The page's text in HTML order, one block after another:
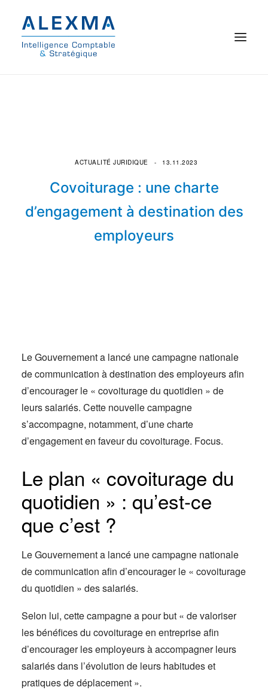
On parle de nous
Qui sommes-nous ?
© 2021 Alexma
Covoiturage : une charte
d’engagement à destination des
employeurs
13.11.2023
ACTUALITÉ JURIDIQUE
Le Gouvernement a lancé une campagne nationale
de communication à destination des employeurs afin
d’encourager le « covoiturage du quotidien » de
leurs salariés. Cette nouvelle campagne
s’accompagne, notamment, d’une charte
d’engagement en faveur du covoiturage. Focus.
Le plan « covoiturage du
quotidien » : qu’est-ce
que c’est ?
Le Gouvernement a lancé une campagne nationale
de communication afin d’encourager le « covoiturage
du quotidien » des salariés.
Selon lui, cette campagne a pour but « de valoriser
les bénéfices du covoiturage en entreprise afin
d’encourager les employeurs à accompagner leurs
salariés dans l’évolution de leurs habitudes et
pratiques de déplacement ».